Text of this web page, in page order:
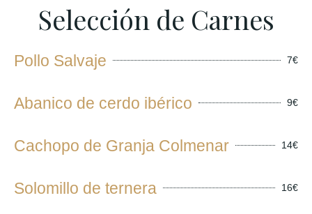
Selección de Carnes
Pollo Salvaje 7€
Abanico de cerdo ibérico 9€
Cachopo de Granja Colmenar 14€
Solomillo de ternera 16€